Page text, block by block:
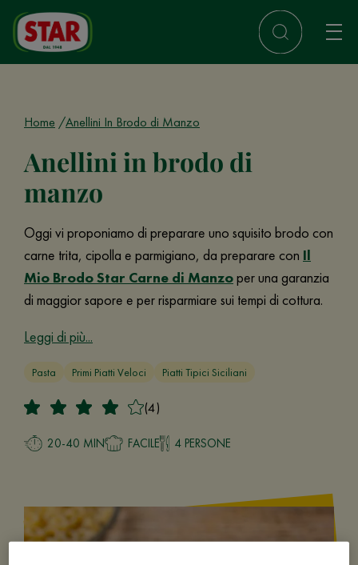
Home Anellini In Brodo di Manzo
Anellini in brodo di
manzo
Oggi vi proponiamo di preparare uno squisito brodo con
carne trita, cipolla e parmigiano, da preparare con Il
Mio Brodo Star Carne di Manzoper una garanzia
di maggior sapore e per risparmiare sui tempi di cottura.
Leggi di più...
Pasta Primi Piatti Veloci Piatti Tipici Siciliani
(4)
20-40 MIN FACILE 4 PERSONE